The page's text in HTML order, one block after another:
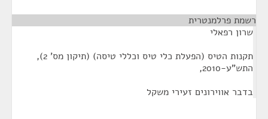
רשמת פרלמנטרית
שרון רפאלי
תקנות הטיס (הפעלת כלי טיס וכללי טיסה) (תיקון מס' 2),
התש"ע-2010,
בדבר אווירונים זעירי משקל